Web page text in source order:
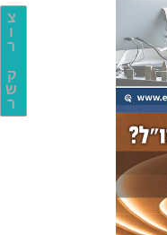
צ
ו
ר
ק
ש
ר